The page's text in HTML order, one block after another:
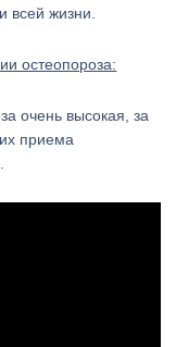
всей жизни.
остеопороза:
очень высокая, за
приема